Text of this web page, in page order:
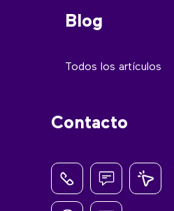
Blog
Todos los artículos
Contacto